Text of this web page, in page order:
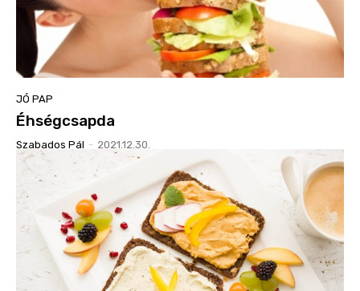
JÓ PAP
Éhségcsapda
Szabados Pál - 2021.12.30.